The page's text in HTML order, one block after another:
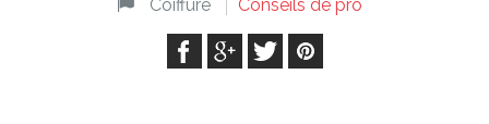
Coiffure Conseils de pro